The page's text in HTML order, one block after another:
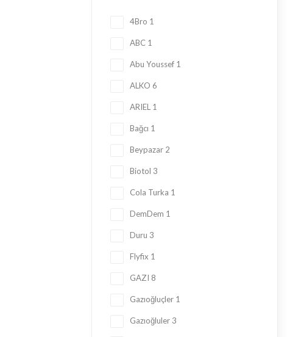
4Bro 1
ABC 1
Abu Youssef 1
ALKO 6
ARIEL 1
Bağcı 1
Beypazar 2
Biotol 3
Cola Turka 1
DemDem 1
Duru 3
Flyfix 1
GAZI 8
Gazıoğluçler 1
Gazıoğluler 3